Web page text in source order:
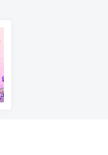
– AI 标志动画技能